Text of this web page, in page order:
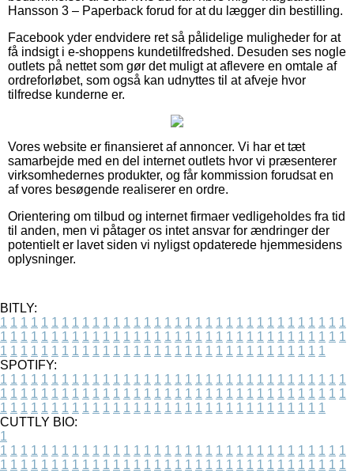
Hansson 3 – Paperback forud for at du lægger din bestilling.
Facebook yder endvidere ret så pålidelige muligheder for at
få indsigt i e-shoppens kundetilfredshed. Desuden ses nogle
outlets på nettet som gør det muligt at aflevere en omtale af
ordreforløbet, som også kan udnyttes til at afveje hvor
tilfredse kunderne er.
Vores website er finansieret af annoncer. Vi har et tæt
samarbejde med en del internet outlets hvor vi præsenterer
virksomhedernes produkter, og får kommission forudsat en
af vores besøgende realiserer en ordre.
Orientering om tilbud og internet firmaer vedligeholdes fra tid
til anden, men vi påtager os intet ansvar for ændringer der
potentielt er lavet siden vi nyligst opdaterede hjemmesidens
oplysninger.
BITLY:
1 1 1 1 1 1 1 1 1 1 1 1 1 1 1 1 1 1 1 1 1 1 1 1 1 1 1 1 1 1 1 1 1 1
1 1 1 1 1 1 1 1 1 1 1 1 1 1 1 1 1 1 1 1 1 1 1 1 1 1 1 1 1 1 1 1 1 1
1 1 1 1 1 1 1 1 1 1 1 1 1 1 1 1 1 1 1 1 1 1 1 1 1 1 1 1 1 1 1 1
SPOTIFY:
1 1 1 1 1 1 1 1 1 1 1 1 1 1 1 1 1 1 1 1 1 1 1 1 1 1 1 1 1 1 1 1 1 1
1 1 1 1 1 1 1 1 1 1 1 1 1 1 1 1 1 1 1 1 1 1 1 1 1 1 1 1 1 1 1 1 1 1
1 1 1 1 1 1 1 1 1 1 1 1 1 1 1 1 1 1 1 1 1 1 1 1 1 1 1 1 1 1 1 1
CUTTLY BIO:
1
1 1 1 1 1 1 1 1 1 1 1 1 1 1 1 1 1 1 1 1 1 1 1 1 1 1 1 1 1 1 1 1 1 1
1 1 1 1 1 1 1 1 1 1 1 1 1 1 1 1 1 1 1 1 1 1 1 1 1 1 1 1 1 1 1 1 1 1